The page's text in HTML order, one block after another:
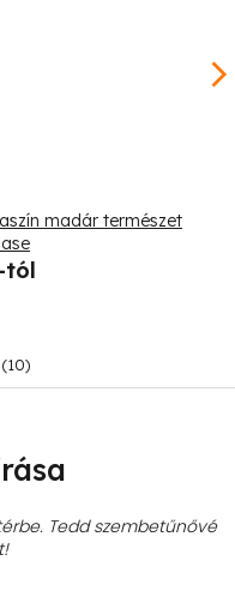
madár természet
tól
Tedd szembetűnővé